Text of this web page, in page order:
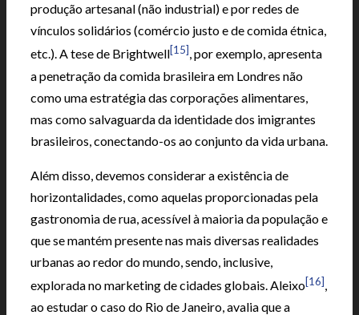
produção artesanal (não industrial) e por redes de
vínculos solidários (comércio justo e de comida étnica,
etc.). A tese de Brightwell[15], por exemplo, apresenta
a penetração da comida brasileira em Londres não
como uma estratégia das corporações alimentares,
mas como salvaguarda da identidade dos imigrantes
brasileiros, conectando-os ao conjunto da vida urbana.
Além disso, devemos considerar a existência de
horizontalidades, como aquelas proporcionadas pela
gastronomia de rua, acessível à maioria da população e
que se mantém presente nas mais diversas realidades
urbanas ao redor do mundo, sendo, inclusive,
explorada no marketing de cidades globais. Aleixo[16],
ao estudar o caso do Rio de Janeiro, avalia que a